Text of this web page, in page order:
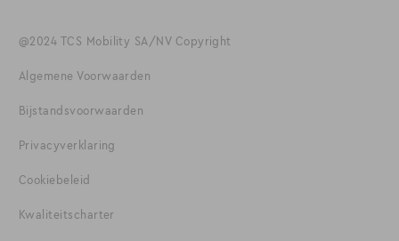
@2024 TCS Mobility SA/NV Copyright
Algemene Voorwaarden
Bijstandsvoorwaarden
Privacyverklaring
Cookiebeleid
Kwaliteitscharter